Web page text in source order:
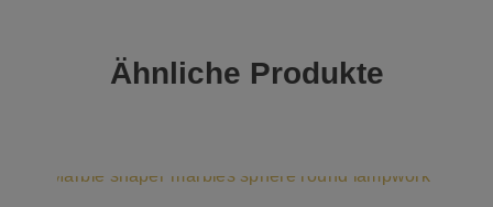
Ähnliche Produkte